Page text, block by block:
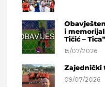
i
Tičić –
15/07/2026
Zajednički
09/07/2026